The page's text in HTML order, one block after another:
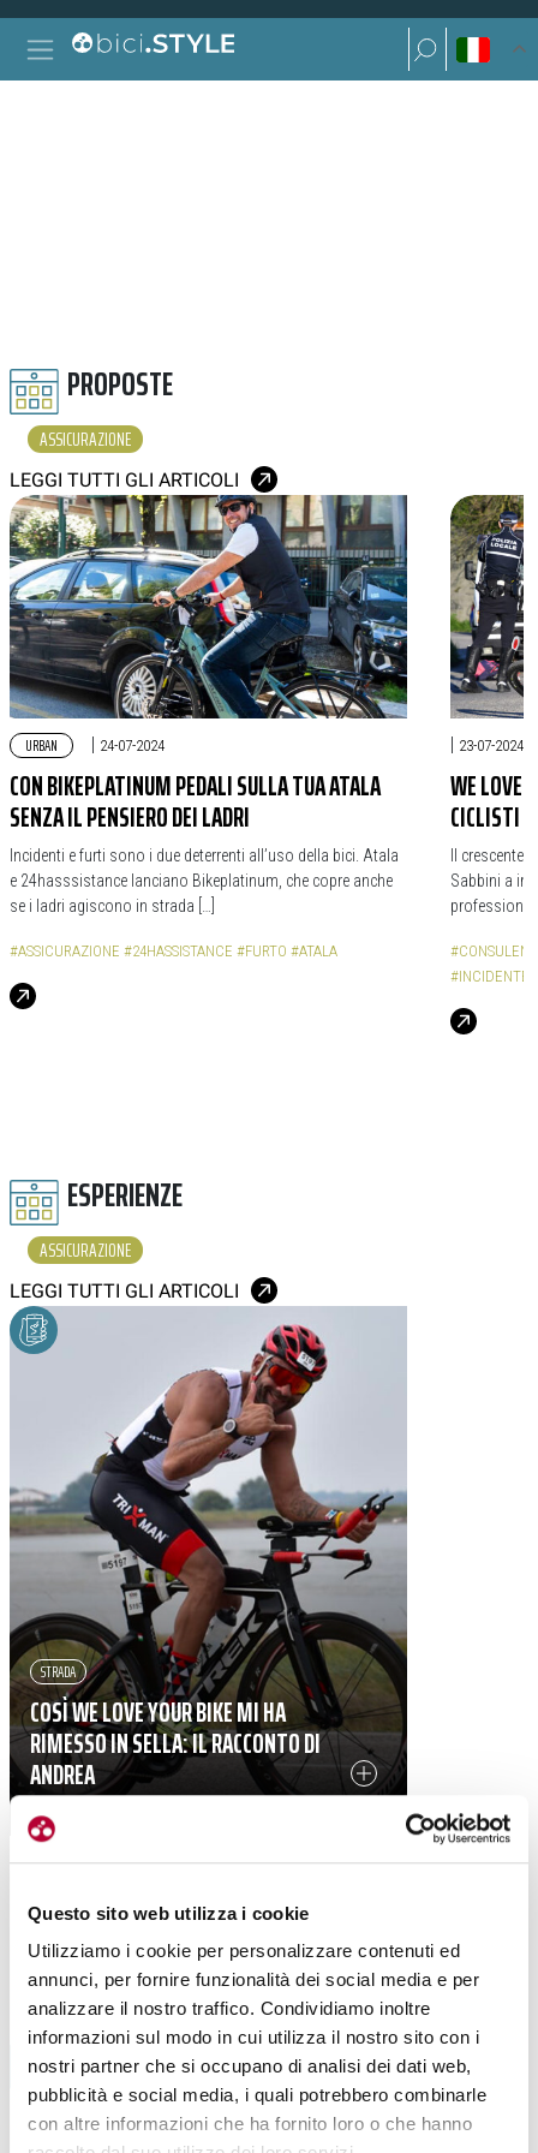
Questo sito web utilizza i cookie
Utilizziamo i cookie per personalizzare contenuti ed
annunci, per fornire funzionalità dei social media e per
analizzare il nostro traffico. Condividiamo inoltre
informazioni sul modo in cui utilizza il nostro sito con i
nostri partner che si occupano di analisi dei dati web,
pubblicità e social media, i quali potrebbero combinarle
con altre informazioni che ha fornito loro o che hanno
Vai al contenuto
Navigazione principale
Ricerca per:
Ricerca per:
PROPOSTE
ASSICURAZIONE
LEGGI TUTTI GLI ARTICOLI
URBAN | 24-07-2024
CON BIKEPLATINUM PEDALI SULLA TUA ATALA
SENZA IL PENSIERO DEI LADRI
Incidenti e furti sono i due deterrenti all’uso della bici. Atala
e 24hasssistance lanciano Bikeplatinum, che copre anche
se i ladri agiscono in strada […]
#ASSICURAZIONE #24HASSISTANCE #FURTO #ATALA
| 23-07-2024
WE LOVE
CICLISTI
Il
Sabbini a
#INCIDENTE
ESPERIENZE
ASSICURAZIONE
LEGGI TUTTI GLI ARTICOLI
COSÌ WE LOVE YOUR BIKE MI HA
RIMESSO IN SELLA: IL RACCONTO DI
ANDREA
|06-06-2025
STRADA
BIKE ECONOMY
ASSICURAZIONE